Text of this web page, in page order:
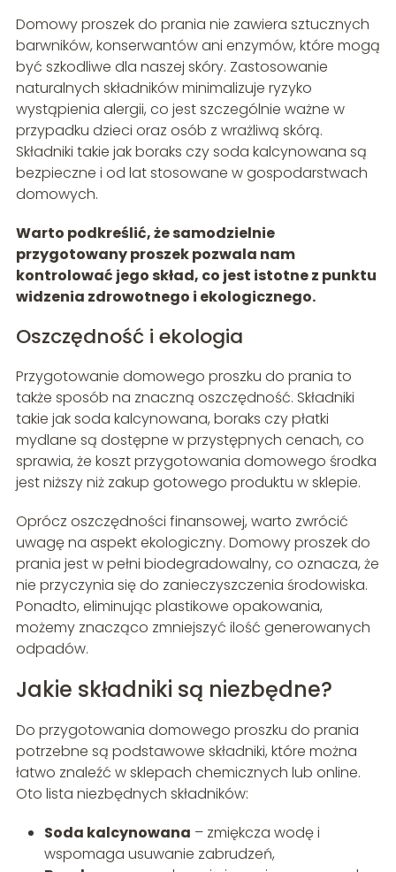
Domowy proszek do prania nie zawiera sztucznych
barwników, konserwantów ani enzymów, które mogą
być szkodliwe dla naszej skóry. Zastosowanie
naturalnych składników minimalizuje ryzyko
wystąpienia alergii, co jest szczególnie ważne w
przypadku dzieci oraz osób z wrażliwą skórą.
Składniki takie jak boraks czy soda kalcynowana są
bezpieczne i od lat stosowane w gospodarstwach
domowych.
Warto podkreślić, że samodzielnie
przygotowany proszek pozwala nam
kontrolować jego skład, co jest istotne z punktu
widzenia zdrowotnego i ekologicznego.
Oszczędność i ekologia
Przygotowanie domowego proszku do prania to
także sposób na znaczną oszczędność. Składniki
takie jak soda kalcynowana, boraks czy płatki
mydlane są dostępne w przystępnych cenach, co
sprawia, że koszt przygotowania domowego środka
jest niższy niż zakup gotowego produktu w sklepie.
Oprócz oszczędności finansowej, warto zwrócić
uwagę na aspekt ekologiczny. Domowy proszek do
prania jest w pełni biodegradowalny, co oznacza, że
nie przyczynia się do zanieczyszczenia środowiska.
Ponadto, eliminując plastikowe opakowania,
możemy znacząco zmniejszyć ilość generowanych
odpadów.
Jakie składniki są niezbędne?
Do przygotowania domowego proszku do prania
potrzebne są podstawowe składniki, które można
łatwo znaleźć w sklepach chemicznych lub online.
Oto lista niezbędnych składników:
Soda kalcynowana – zmiękcza wodę i
wspomaga usuwanie zabrudzeń,